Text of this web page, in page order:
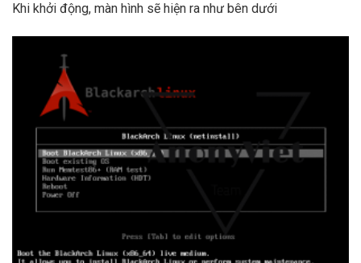
Khi khởi động, màn hình sẽ hiện ra như bên dưới